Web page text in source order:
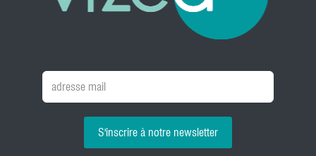
S'inscrire à notre newsletter